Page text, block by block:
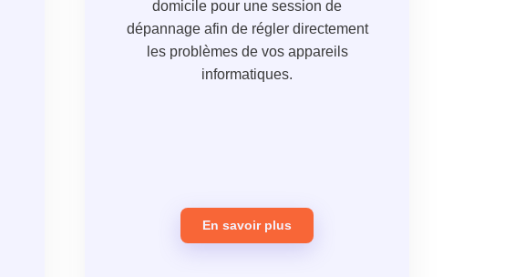
domicile pour une session de
dépannage afin de régler directement
les problèmes de vos appareils
informatiques.
En savoir plus